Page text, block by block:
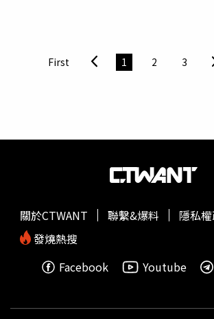
相關資訊，才能合法販售。衛生局強調將
查證屬實，該攤販違反《食安法》規定，
First 1 2 3
關於CTWANT 聯繫&爆料
隱私
發燒熱搜
Facebook
Youtube